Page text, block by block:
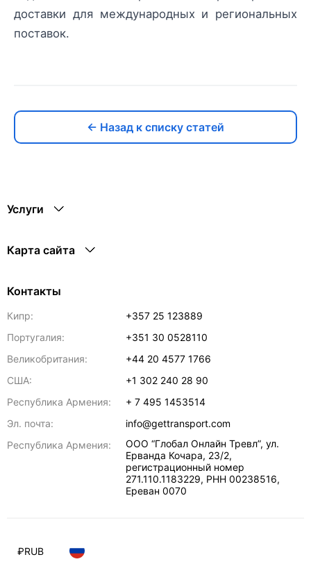
доставки для международных и региональных
поставок.
← Назад к списку статей
Услуги
Карта сайта
Контакты
Кипр:
+357 25 123889
Португалия:
+351 30 0528110
Великобритания:
+44 20 4577 1766
США:
+1 302 240 28 90
Республика Армения:
+ 7 495 1453514
Эл. почта:
info@gettransport.com
Республика Армения:
ООО “Глобал Онлайн Тревл”, ул.
Ерванда Кочара, 23/2,
регистрационный номер
271.110.1183229, РНН 00238516,
Ереван 0070
₽RUB